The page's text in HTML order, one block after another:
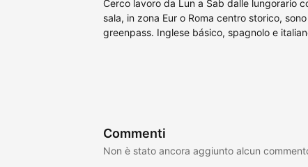
Cerco lavoro da Lun a Sab dalle lungorario
sala, in zona Eur o Roma centro storico,
greenpass. Inglese básico, spagnolo e
Commenti
Non è stato ancora aggiunto alcun